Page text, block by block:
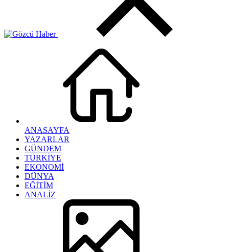
ANASAYFA
YAZARLAR
GÜNDEM
TÜRKİYE
EKONOMİ
DÜNYA
EĞİTİM
ANALİZ